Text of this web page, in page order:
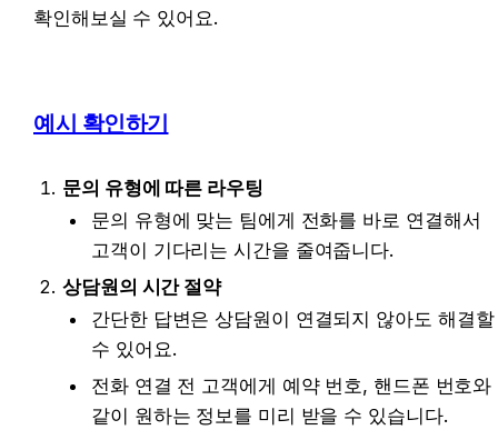
확인해보실 수 있어요.
예시 확인하기
문의 유형에 따른 라우팅
문의 유형에 맞는 팀에게 전화를 바로 연결해서
고객이 기다리는 시간을 줄여줍니다.
상담원의 시간 절약
간단한 답변은 상담원이 연결되지 않아도 해결할
수 있어요.
전화 연결 전 고객에게 예약 번호, 핸드폰 번호와
같이 원하는 정보를 미리 받을 수 있습니다.